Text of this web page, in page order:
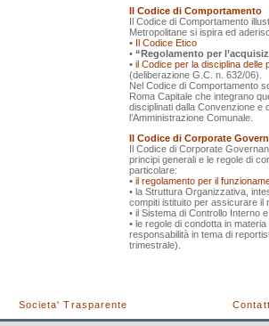
Il Codice di Comportamento
Il Codice di Comportamento
Metropolitane si ispira ed
• Il Codice Etico
•“Regolamento per
• il Codice per la disciplina delle
(deliberazione G.C. n. 632/06).
Nel Codice di Comportamento
Roma Capitale che integrano
disciplinati dalla Convenzione e
l’Amministrazione Comunale.
Il Codice di Corporate
Il Codice di Corporate
principi generali e le regole di
particolare:
• il regolamento per il
• la Struttura Organizzativa,
compiti istituito per assicurare il
• il Sistema di Controllo Interno
• le regole di condotta in
responsabilità in tema di
trimestrale).
Societa' Trasparente